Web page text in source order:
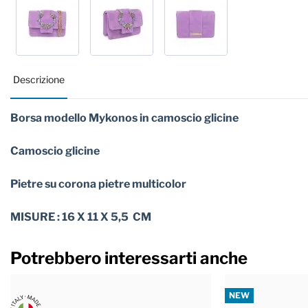
Descrizione
Borsa modello Mykonos in camoscio glicine
Camoscio glicine
Pietre su corona pietre multicolor
MISURE : 16 X 11 X 5,5 CM
Potrebbero interessarti anche
NEW